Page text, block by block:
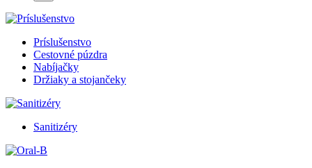
Príslušenstvo
Cestovné púzdra
Nabíjačky
Držiaky a stojančeky
Sanitizéry